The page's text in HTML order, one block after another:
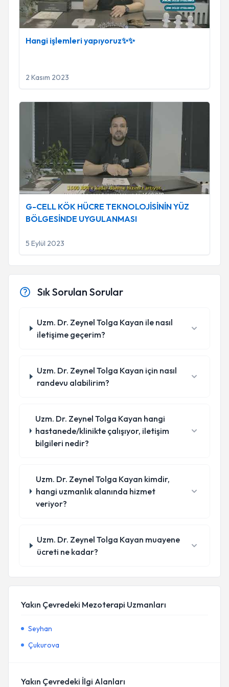
Hangi işlemleri yapıyoruz✨✨
2 Kasım 2023
G-CELL KÖK HÜCRE TEKNOLOJİSİNİN YÜZ
G-CELL KÖK HÜCRE TEKNOLOJİSİNİN YÜZ
BÖLGESİNDE UYGULANMASI
5 Eylül 2023
Sık Sorulan Sorular
Uzm. Dr. Zeynel Tolga Kayan ile nasıl
iletişime geçerim?
Uzm. Dr. Zeynel Tolga Kayan için nasıl
randevu alabilirim?
Uzm. Dr. Zeynel Tolga Kayan hangi
hastanede/klinikte çalışıyor, iletişim
bilgileri nedir?
Uzm. Dr. Zeynel Tolga Kayan kimdir,
hangi uzmanlık alanında hizmet
veriyor?
Uzm. Dr. Zeynel Tolga Kayan muayene
ücreti ne kadar?
Yakın Çevredeki Mezoterapi Uzmanları
Seyhan
Çukurova
Yakın Çevredeki İlgi Alanları